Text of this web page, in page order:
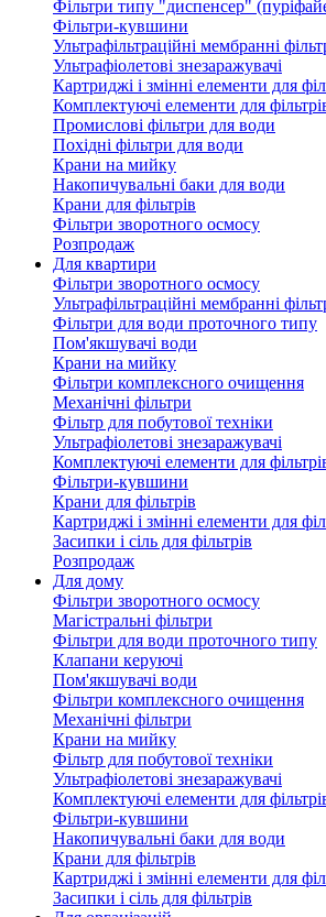
Фільтри типу "диспенсер"
Фільтри-кувшини
Ультрафільтраційні мембранні
Ультрафіолетові знезаражувачі
Картриджі і змінні елементи для
Комплектуючі елементи для
Промислові фільтри для води
Похідні фільтри для води
Крани на мийку
Накопичувальні баки для води
Крани для фільтрів
Фільтри зворотного осмосу
Розпродаж
Для квартири
Фільтри зворотного осмосу
Ультрафільтраційні мембранні
Фільтри для води проточного типу
Пом'якшувачі води
Крани на мийку
Фільтри комплексного очищення
Механічні фільтри
Фільтр для побутової техніки
Ультрафіолетові знезаражувачі
Комплектуючі елементи для
Фільтри-кувшини
Крани для фільтрів
Картриджі і змінні елементи для
Засипки і сіль для фільтрів
Розпродаж
Для дому
Фільтри зворотного осмосу
Магістральні фільтри
Фільтри для води проточного типу
Клапани керуючі
Пом'якшувачі води
Фільтри комплексного очищення
Механічні фільтри
Крани на мийку
Фільтр для побутової техніки
Ультрафіолетові знезаражувачі
Комплектуючі елементи для
Фільтри-кувшини
Накопичувальні баки для води
Крани для фільтрів
Картриджі і змінні елементи для
Засипки і сіль для фільтрів